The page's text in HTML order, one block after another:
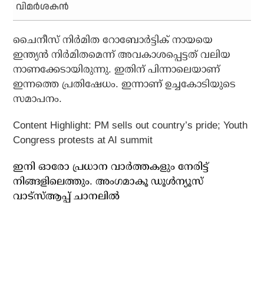
വിമര്‍ശകന്‍
ചൈനീസ് നിര്‍മിത റോബോര്‍ട്ടിക് നായയെ
ഇന്ത്യന്‍ നിര്‍മിതമെന്ന് അവകാശപ്പെട്ടത് വലിയ
നാണക്കേടായിരുന്നു. ഇതിന് പിന്നാലെയാണ്
ഇന്നത്തെ പ്രതിഷേധം. ഇന്നാണ് ഉച്ചകോടിയുടെ
സമാപനം.
Content Highlight: PM sells out country’s pride; Youth
Congress protests at AI summit
ഇനി ഓരോ പ്രധാന വാർത്തകളും നേരിട്ട്
നിങ്ങളിലെത്തും. അം​ഗമാകൂ ഡൂൾന്യൂസ്
വാട്സ്ആപ്പ് ചാനലിൽ